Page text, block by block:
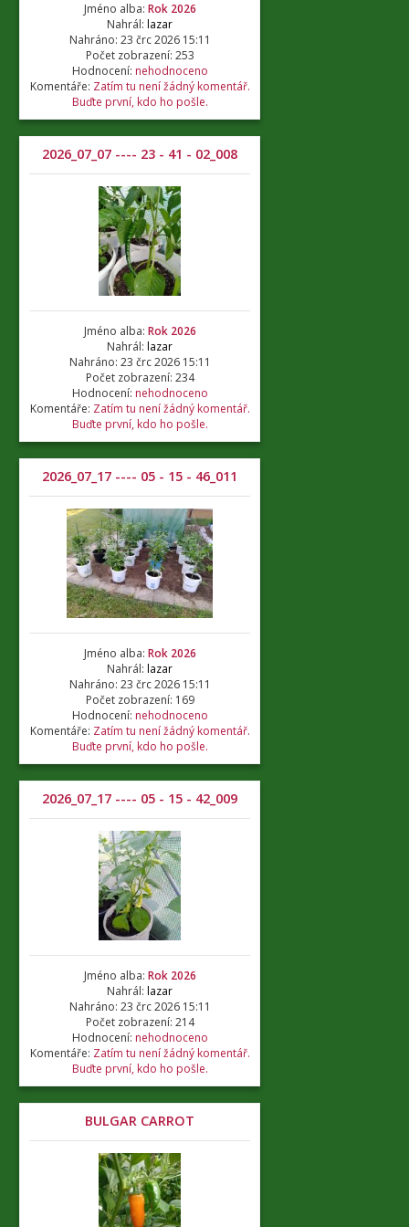
Jméno alba: Rok 2026
Nahrál: lazar
Nahráno: 23 črc 2026 15:11
Počet zobrazení: 253
Hodnocení: nehodnoceno
Komentáře: Zatím tu není žádný komentář.
Buďte první, kdo ho pošle.
2026_07_07 ---- 23 - 41 - 02_008
Jméno alba: Rok 2026
Nahrál: lazar
Nahráno: 23 črc 2026 15:11
Počet zobrazení: 234
Hodnocení: nehodnoceno
Komentáře: Zatím tu není žádný komentář.
Buďte první, kdo ho pošle.
2026_07_17 ---- 05 - 15 - 46_011
Jméno alba: Rok 2026
Nahrál: lazar
Nahráno: 23 črc 2026 15:11
Počet zobrazení: 169
Hodnocení: nehodnoceno
Komentáře: Zatím tu není žádný komentář.
Buďte první, kdo ho pošle.
2026_07_17 ---- 05 - 15 - 42_009
Jméno alba: Rok 2026
Nahrál: lazar
Nahráno: 23 črc 2026 15:11
Počet zobrazení: 214
Hodnocení: nehodnoceno
Komentáře: Zatím tu není žádný komentář.
Buďte první, kdo ho pošle.
BULGAR CARROT